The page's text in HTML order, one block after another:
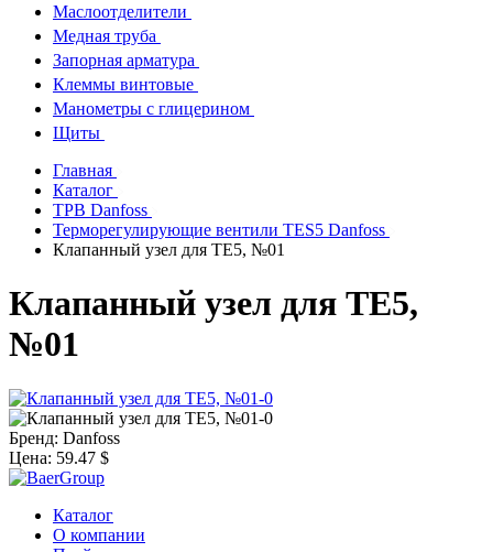
Маслоотделители
Медная труба
Запорная арматура
Клеммы винтовые
Манометры с глицерином
Щиты
Главная
Каталог
ТРВ Danfoss
Терморегулирующие вентили TES5 Danfoss
Клапанный узел для TE5, №01
Клапанный узел для TE5,
№01
Бренд: Danfoss
Цена: 59.47 $
Каталог
О компании